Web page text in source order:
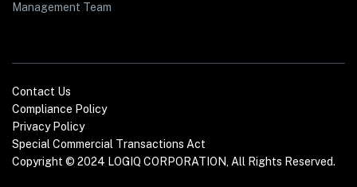
Management Team
Copyright © 2024 LOGIQ CORPORATION, All Rights Reserved.
Contact Us
Compliance Policy
Privacy Policy
Special Commercial Transactions Act